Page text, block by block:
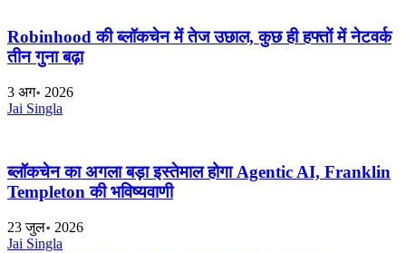
Robinhood की ब्लॉकचेन में तेज उछाल, कुछ ही हफ्तों में नेटवर्क
तीन गुना बढ़ा
3 अग॰ 2026
Jai Singla
ब्लॉकचेन का अगला बड़ा इस्तेमाल होगा Agentic AI, Franklin
Templeton की भविष्यवाणी
23 जुल॰ 2026
Jai Singla